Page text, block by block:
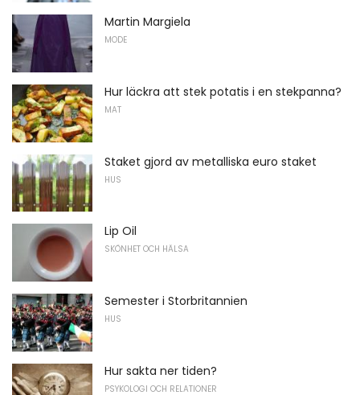
Martin Margiela
MODE
Hur läckra att stek potatis i en stekpanna?
MAT
Staket gjord av metalliska euro staket
HUS
Lip Oil
SKÖNHET OCH HÄLSA
Semester i Storbritannien
HUS
Hur sakta ner tiden?
PSYKOLOGI OCH RELATIONER